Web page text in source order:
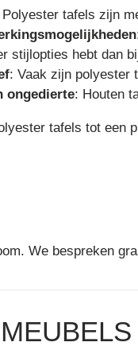
Polyester tafels zijn
stijlopties hebt dan
: Vaak zijn polyester
ongedierte: Houten
tafels tot een
We bespreken